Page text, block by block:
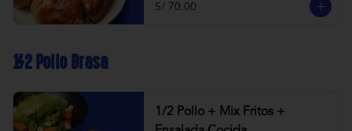
S/ 70.00
1/2 Pollo Brasa
1/2 Pollo + Mix Fritos +